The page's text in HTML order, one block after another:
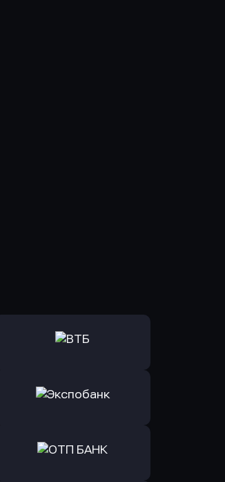
Оправить заявку
Оправить заявку